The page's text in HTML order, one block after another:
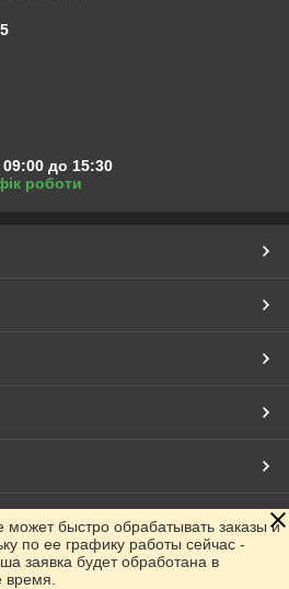
до 15:30
роботи
Prom.ua
быстро обрабатывать заказы и
по ее графику работы сейчас -
заявка будет обработана в